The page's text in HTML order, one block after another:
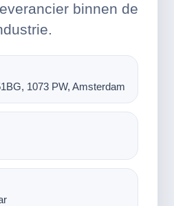
binnen de
1073 PW, Amsterdam